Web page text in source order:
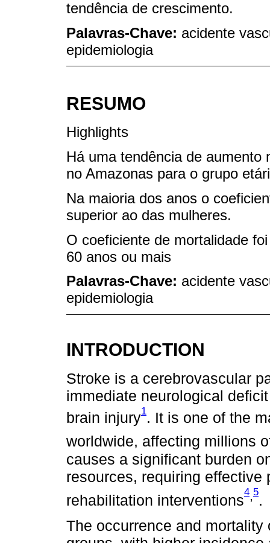
tendência de crescimento.
Palavras-Chave: acidente
epidemiologia
RESUMO
Highlights
Há uma tendência de aumento
no Amazonas para o grupo
Na maioria dos anos o
superior ao das mulheres.
O coeficiente de mortalidade
60 anos ou mais
Palavras-Chave: acidente
epidemiologia
INTRODUCTION
Stroke is a cerebrovascular
immediate neurological
brain injury1. It is one of the
worldwide, affecting millions
causes a significant burden
resources, requiring effective
rehabilitation interventions
4,5
.
The occurrence and